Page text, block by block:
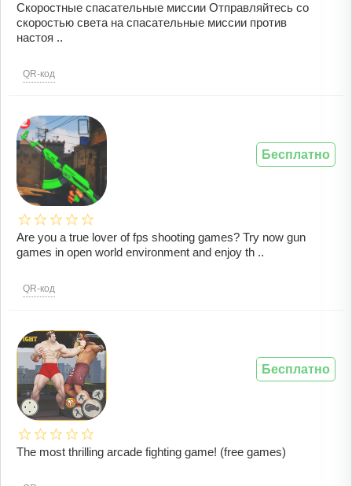
Скоростные спасательные миссии Отправляйтесь со
скоростью света на спасательные миссии против
настоя ..
QR-код
Are you a true lover of fps shooting games? Try now gun
games in open world environment and enjoy th ..
QR-код
Бесплатно
The most thrilling arcade fighting game! (free games)
Бесплатно